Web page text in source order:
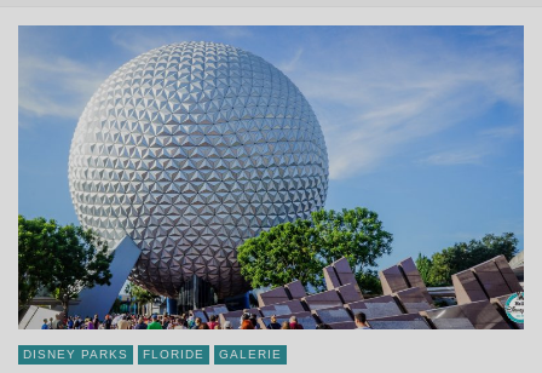
DISNEY PARKS FLORIDE GALERIE